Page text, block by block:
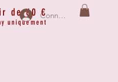
Connexion
de 60 €
uniquement